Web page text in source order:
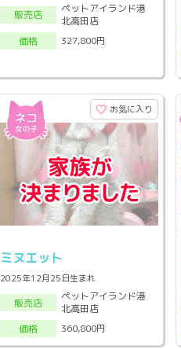
販売店
ペットアイランド港
北高田店
価格
327,800円
お気に入り
ミヌエット
2025年12月25日生まれ
販売店
ペットアイランド港
北高田店
価格
360,800円